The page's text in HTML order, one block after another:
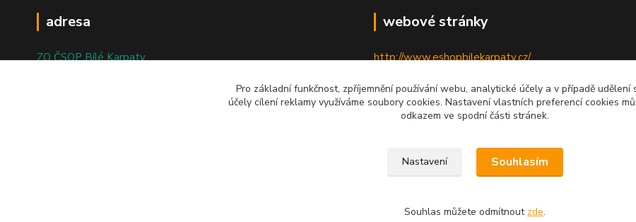
adresa
ZO ČSOP Bílé Karpaty
webové stránky
http://www.eshopbilekarpaty.cz/
http://csop.bilekarpaty.cz/
http://www.dumprirody.cz/bilekarpaty
Pro základní funkčnost, zpříjemnění používání webu, analytické účely a v případě udělení
účely cílení reklamy využíváme soubory cookies. Nastavení vlastních preferencí cookies
odkazem ve spodní části stránek.
Nastavení Souhlasím
Souhlas můžete odmítnout zde.